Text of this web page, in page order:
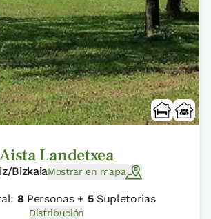
Aista Landetxea
BizkaiaMostrar en mapa
8Personas + 5Supletorias
Distribución